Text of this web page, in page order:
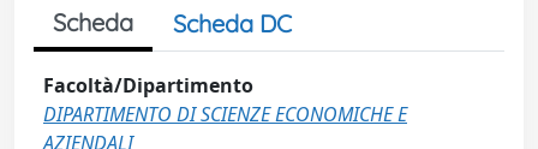
Scheda Scheda DC
Facoltà/Dipartimento
DIPARTIMENTO DI SCIENZE ECONOMICHE E
AZIENDALI